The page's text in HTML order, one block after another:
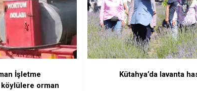
İşletme
orman
Kütahya’da lavanta